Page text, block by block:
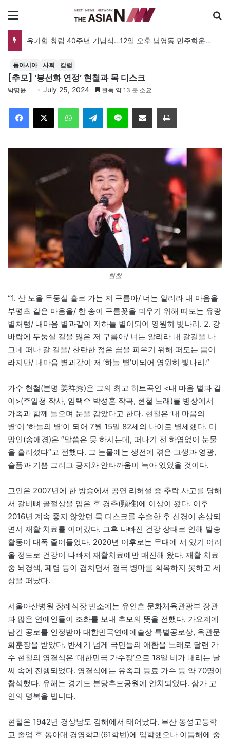
유가협 창립 40주년 기념식…12일 오후 남영동 민주화운동기념관
동아시아 사회 칼럼
[추모] ‘봉선화 연정’ 현철과 목 디스크
박명윤 July 25, 2024 완독 약 13 분 소요
Telegram 이메일
현철
“1. 산 노을 두둥실 홀로 가는 저 구름아/ 너는 알리라 내 마음을
부평초 같은 마음을/ 한 송이 구름꽃을 피우기 위해 떠도는 유랑
별처럼/ 내마음 별과같이 저하늘 별이되어 영원히 빛나리. 2. 강
바람에 두둥실 길을 잃은 저 구름아/ 너는 알리라 내 갈길을 나
그네 떠나 갈 길을/ 찬란한 젊은 꿈을 피우기 위해 떠도는 몸이
라지만/ 내마음 별과같이 저 ‘하늘 별’이되어 영원히 빛나리.”
가수 현철(본명 姜祥秀)은 그의 최고 히트곡인 <내 마음 별과 같
이>(주일청 작사, 임택수 박성훈 작곡, 현철 노래)를 병상에서
가족과 함께 들으며 눈을 감았다고 한다. 현철은 ‘내 마음의
별’이 ‘하늘의 별’이 되어 7월 15일 82세의 나이로 별세했다. 미
망인(송애경)은 “말씀은 못 하시는데, 떠나기 전 하염없이 눈물
을 흘리셨다”고 전했다. 그 눈물에는 생전에 겪은 고생과 영광,
슬픔과 기쁨 그리고 긍지와 안타까움이 녹아 있었을 것이다.
고인은 2007년에 한 방송에서 공연 리허설 중 추락 사고를 당해
서 갈비뼈 골절상을 입은 후 경추(頸椎)에 이상이 왔다. 이후
2016년 계속 좋지 않았던 목 디스크를 수술한 후 신경이 손상되
면서 재활 치료를 이어갔다. 그후 나빠진 건강 상태로 인해 발송
활동이 대폭 줄어들었다. 2020년 이후로는 무대에 서 있기 어려
울 정도로 건강이 나빠져 재활치료에만 매진해 왔다. 재활 치료
중 뇌경색, 폐렴 등이 겹치면서 결국 병마를 회복하지 못하고 세
상을 떠났다.
서울아산병원 장례식장 빈소에는 유인촌 문화체육관광부 장관
과 많은 연예인들이 조화를 보내 추모의 뜻을 전했다. 가요계에
남긴 공로를 인정받아 대한민국연예예술상 특별공로상, 옥관문
화훈장을 받았다. 반세기 넘게 국민들의 애환을 노래로 달랜 가
수 현철의 영결식은 ‘대한민국 가수장’으로 18일 비가 내리는 날
씨 속에 진행되었다. 영결식에는 유족과 동료 가수 등 약 70명이
참석했다. 유해는 경기도 분당추모공원에 안치되었다. 삼가 고
인의 명복을 빕니다.
현철은 1942년 경상남도 김해에서 태어났다. 부산 동성고등학
교 졸업 후 동아대 경영학과(61학번)에 입학했으나 이듬해에 중